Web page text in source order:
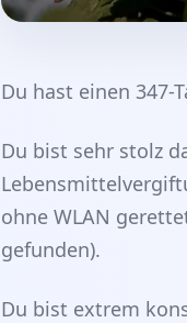
Du hast einen 347-
Du bist sehr stolz
ohne WLAN
gefunden).
Du bist extrem